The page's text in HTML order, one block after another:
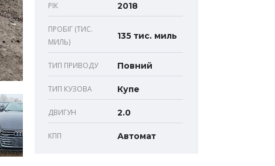
РІК 2018
ПРОБІГ (ТИС.
МИЛЬ)
135 тис. миль
ТИП ПРИВОДУ Повний
ТИП КУЗОВА Купе
ДВИГУН 2.0
КПП Автомат